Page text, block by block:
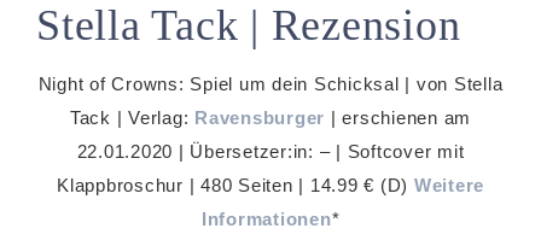
Stella Tack | Rezension
Night of Crowns: Spiel um dein Schicksal | von Stella
Tack | Verlag: Ravensburger | erschienen am
22.01.2020 | Übersetzer:in: – | Softcover mit
Klappbroschur | 480 Seiten | 14.99 € (D) Weitere
Informationen*